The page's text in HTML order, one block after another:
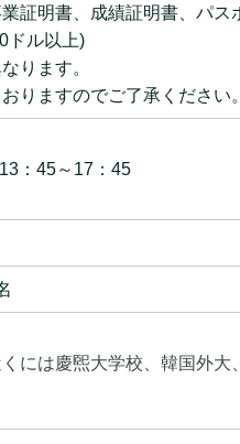
証明書、成績証明書、パス
ドル以上)
ります。
りますのでご了承ください
：45～17：45
には慶煕大学校、韓国外